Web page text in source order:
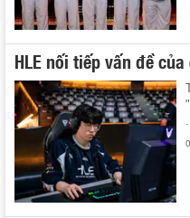
HLE nối tiếp vấn đề của